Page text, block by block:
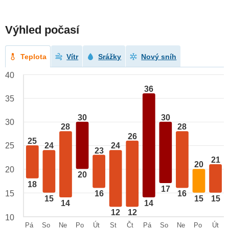
Výhled počasí
Teplota Vítr Srážky Nový sníh
25
18
24
15
28
14
30
20
23
16
24
12
26
12
36
14
30
17
28
16
20
15
21
15
40
35
30
25
20
15
10
Pá
So
Ne
Po
Út
St
Čt
Pá
So
Ne
Po
Út